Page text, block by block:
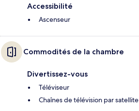
Accessibilité
Ascenseur
Commodités de la chambre
Divertissez-vous
Téléviseur
Chaînes de télévision par satellite